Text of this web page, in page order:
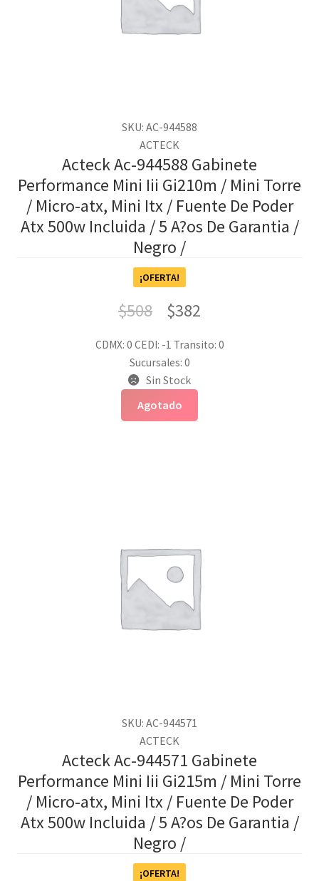
SKU: AC-944588
ACTECK
Acteck Ac-944588 Gabinete
Performance Mini Iii Gi210m / Mini Torre
/ Micro-atx, Mini Itx / Fuente De Poder
Atx 500w Incluida / 5 A?os De Garantia /
Negro /
¡OFERTA!
$508 $382
CDMX: 0 CEDI: -1 Transito: 0
Sucursales: 0
Sin Stock
Agotado
SKU: AC-944571
ACTECK
Acteck Ac-944571 Gabinete
Performance Mini Iii Gi215m / Mini Torre
/ Micro-atx, Mini Itx / Fuente De Poder
Atx 500w Incluida / 5 A?os De Garantia /
Negro /
¡OFERTA!